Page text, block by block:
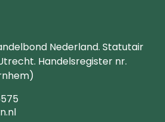
Nederland. Statutair
Handelsregister nr.